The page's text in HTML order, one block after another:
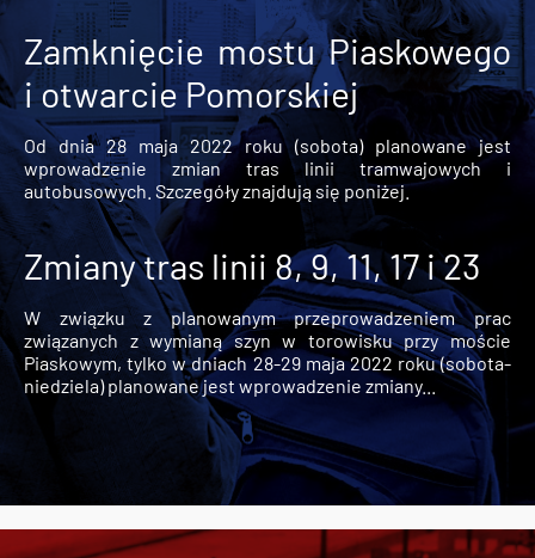
Zamknięcie mostu Piaskowego
i otwarcie Pomorskiej
Od dnia 28 maja 2022 roku (sobota) planowane jest
wprowadzenie zmian tras linii tramwajowych i
autobusowych. Szczegóły znajdują się poniżej.
Zmiany tras linii 8, 9, 11, 17 i 23
W związku z planowanym przeprowadzeniem prac
związanych z wymianą szyn w torowisku przy moście
Piaskowym, tylko w dniach 28-29 maja 2022 roku (sobota-
niedziela) planowane jest wprowadzenie zmiany...